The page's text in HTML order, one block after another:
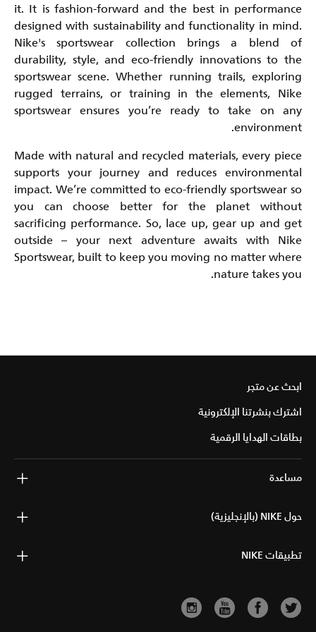
it. It is fashion-forward and the best in performance
designed with sustainability and functionality in mind.
Nike's sportswear collection brings a blend of
durability, style, and eco-friendly innovations to the
sportswear scene. Whether running trails, exploring
rugged terrains, or training in the elements, Nike
sportswear ensures you’re ready to take on any
environment.
Made with natural and recycled materials, every piece
supports your journey and reduces environmental
impact. We’re committed to eco-friendly sportswear so
you can choose better for the planet without
sacrificing performance. So, lace up, gear up and get
outside – your next adventure awaits with Nike
Sportswear, built to keep you moving no matter where
nature takes you.
ابحث عن متجر
اشترك بنشرتنا الإلكترونية
بطاقات الهدايا الرقمية
مساعدة
حول NIKE (بالإنجليزية)
تطبيقات NIKE